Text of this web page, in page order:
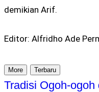
demikian Arif.
Editor: Alfridho Ade
More Terbaru
Tradisi Ogoh-